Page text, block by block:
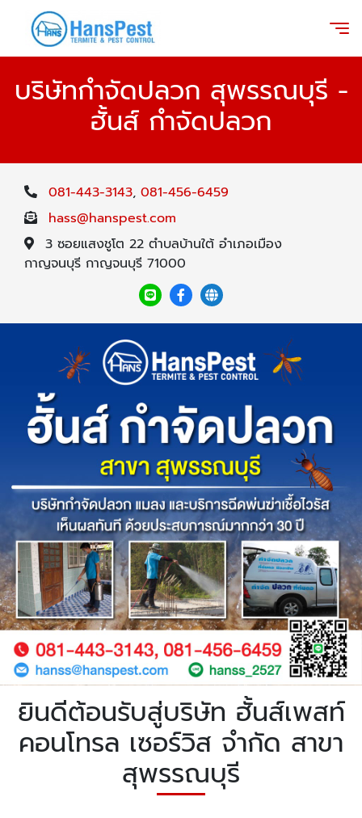
บริษัทกำจัดปลวก สุพรรณบุรี -
ฮั้นส์ กำจัดปลวก
081-443-3143, 081-456-6459
hass@hanspest.com
3 ซอยแสงชูโต 22 ตำบลบ้านใต้ อำเภอเมือง
กาญจนบุรี กาญจนบุรี 71000
ยินดีต้อนรับสู่บริษัท ฮั้นส์เพสท์
คอนโทรล เซอร์วิส จำกัด สาขา
สุพรรณบุรี